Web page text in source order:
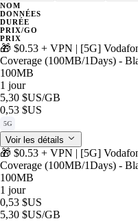
NOM
DONNÉES
DURÉE
PRIX/GO
PRIX
🎁 $0.53 + VPN | [5G]
Coverage (100MB/1Days) -
100MB
1 jour
5,30 $US/GB
0,53 $US
5G
Voir les détails
🎁 $0.53 + VPN | [5G]
Coverage (100MB/1Days) -
100MB
1 jour
0,53 $US
5,30 $US/GB